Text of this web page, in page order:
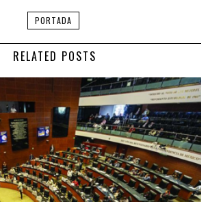
PORTADA
RELATED POSTS